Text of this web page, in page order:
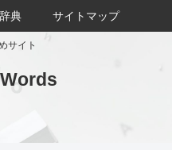
サイト
典 サイトマップ